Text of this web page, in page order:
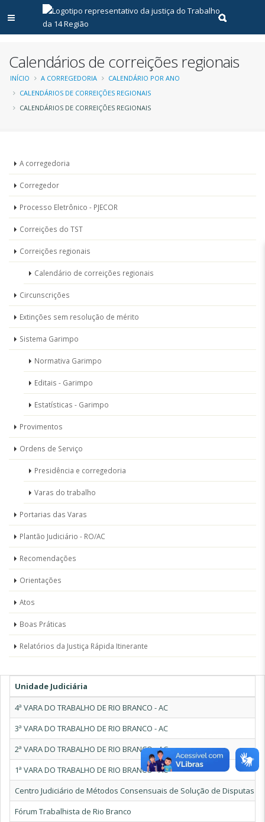
Abrir menu principal
Realizar
Calendários de correições regionais
Trilha
de
INÍCIO A CORREGEDORIA
CALENDÁRIO POR ANO
CALENDÁRIOS DE CORREIÇÕES REGIONAIS
CALENDÁRIOS DE CORREIÇÕES REGIONAIS
Unidades
Corregedoria
A corregedoria
Corregedor
Processo Eletrônico - PJECOR
Correições do TST
Correições regionais
Calendário de correições regionais
Circunscrições
Extinções sem resolução de mérito
Sistema Garimpo
Normativa Garimpo
Editais - Garimpo
Estatísticas - Garimpo
Provimentos
Ordens de Serviço
Presidência e corregedoria
Varas do trabalho
Portarias das Varas
Plantão Judiciário - RO/AC
Recomendações
Orientações
Atos
Boas Práticas
Relatórios da Justiça Rápida Itinerante
Unidade Judiciária
4ª VARA DO TRABALHO DE RIO BRANCO - AC
3ª VARA DO TRABALHO DE RIO BRANCO - AC
2ª VARA DO TRABALHO DE RIO BRANCO - AC
1ª VARA DO TRABALHO DE RIO BRANCO - AC
Centro Judiciário de Métodos Consensuais de Solução de Disputas de
Fórum Trabalhista de Rio Branco